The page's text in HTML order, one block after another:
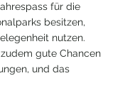
für die
besitzen,
nutzen.
gute Chancen
und das